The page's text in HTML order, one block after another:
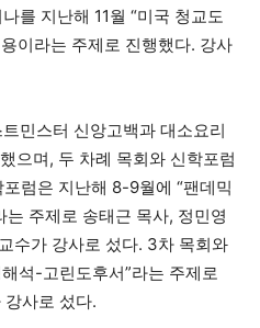
를 지난해 11월 “미국 청교도
이라는 주제로 진행했다. 강사
민스터 신앙고백과 대소요리
으며, 두 차례 목회와 신학포럼
럼은 지난해 8-9월에 “팬데믹
주제로 송태근 목사, 정민영
수가 강사로 섰다. 3차 목회와
석-고린도후서”라는 주제로
사로 섰다.